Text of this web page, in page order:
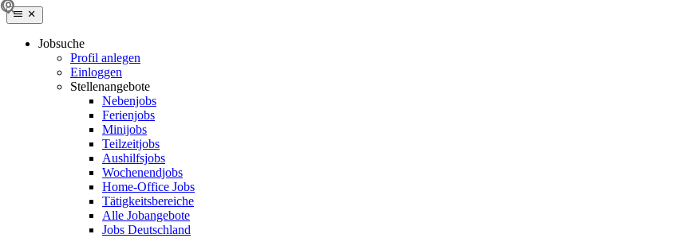
Jobsuche
Profil anlegen
Einloggen
Stellenangebote
Nebenjobs
Ferienjobs
Minijobs
Teilzeitjobs
Aushilfsjobs
Wochenendjobs
Home-Office Jobs
Tätigkeitsbereiche
Alle Jobangebote
Jobs Deutschland